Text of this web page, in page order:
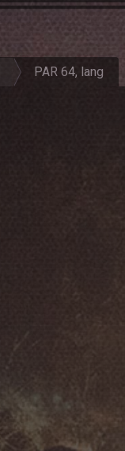
PAR 64, lang